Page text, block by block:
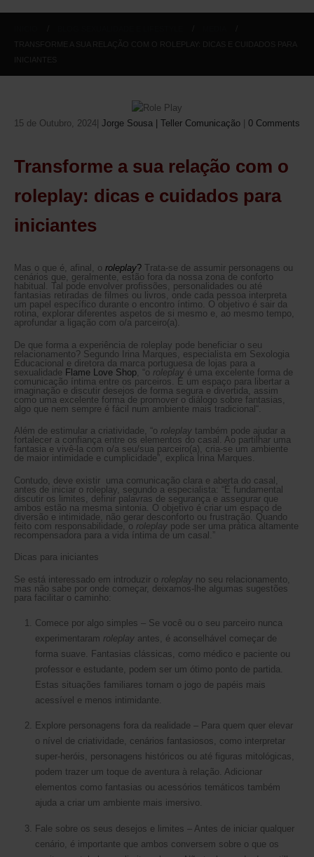
TRANSFORME A SUA RELAÇÃO COM O ROLEPLAY: DICAS E CUIDADOS PARA
INICIANTES
15 de Outubro, 2024 Jorge Sousa | Teller Comunicação 0 Comments
Transforme a sua relação com o
roleplay: dicas e cuidados para
iniciantes
Mas o que é, afinal, o roleplay? Trata-se de assumir personagens ou
cenários que, geralmente, estão fora da nossa zona de conforto
habitual. Tal pode envolver profissões, personalidades ou até
fantasias retiradas de filmes ou livros, onde cada pessoa interpreta
um papel específico durante o encontro íntimo. O objetivo é sair da
rotina, explorar diferentes aspetos de si mesmo e, ao mesmo tempo,
aprofundar a ligação com o/a parceiro(a).
De que forma a experiência de roleplay pode beneficiar o seu
relacionamento? Segundo Irina Marques, especialista em Sexologia
Educacional e diretora da marca portuguesa de lojas para a
sexualidade Flame Love Shop , “o roleplay é uma excelente forma de
comunicação íntima entre os parceiros. É um espaço para libertar a
imaginação e discutir desejos de forma segura e divertida, assim
como uma excelente forma de promover o diálogo sobre fantasias,
algo que nem sempre é fácil num ambiente mais tradicional“.
Além de estimular a criatividade, “o roleplay também pode ajudar a
fortalecer a confiança entre os elementos do casal. Ao partilhar uma
fantasia e vivê-la com o/a seu/sua parceiro(a), cria-se um ambiente
de maior intimidade e cumplicidade”, explica Irina Marques.
Contudo, deve existir uma comunicação clara e aberta do casal,
antes de iniciar o roleplay, segundo a especialista: “É fundamental
discutir os limites, definir palavras de segurança e assegurar que
ambos estão na mesma sintonia. O objetivo é criar um espaço de
diversão e intimidade, não gerar desconforto ou frustração. Quando
feito com responsabilidade, o roleplay pode ser uma prática altamente
recompensadora para a vida íntima de um casal.”
Dicas para iniciantes
Se está interessado em introduzir o roleplay no seu relacionamento,
mas não sabe por onde começar, deixamos-lhe algumas sugestões
para facilitar o caminho:
Comece por algo simples – Se você ou o seu parceiro nunca
experimentaram roleplayantes, é aconselhável começar de
forma suave. Fantasias clássicas, como médico e paciente ou
professor e estudante, podem ser um ótimo ponto de partida.
Estas situações familiares tornam o jogo de papéis mais
acessível e menos intimidante.
Explore personagens fora da realidade – Para quem quer elevar
o nível de criatividade, cenários fantasiosos, como interpretar
super-heróis, personagens históricos ou até figuras mitológicas,
podem trazer um toque de aventura à relação. Adicionar
elementos como fantasias ou acessórios temáticos também
ajuda a criar um ambiente mais imersivo.
Fale sobre os seus desejos e limites – Antes de iniciar qualquer
cenário, é importante que ambos conversem sobre o que os